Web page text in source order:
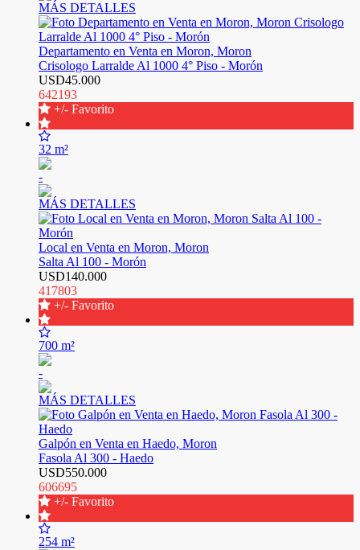
MÁS DETALLES
Departamento en Venta en Moron, Moron
Crisologo Larralde Al 1000 4° Piso - Morón
USD45.000
642193
+/- Favorito
32 m²
-
MÁS DETALLES
Local en Venta en Moron, Moron
Salta Al 100 - Morón
USD140.000
417803
+/- Favorito
700 m²
-
MÁS DETALLES
Galpón en Venta en Haedo, Moron
Fasola Al 300 - Haedo
USD550.000
606695
+/- Favorito
254 m²